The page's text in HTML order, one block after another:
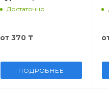
Достаточно
от 370 ₸
ПОДРОБНЕЕ